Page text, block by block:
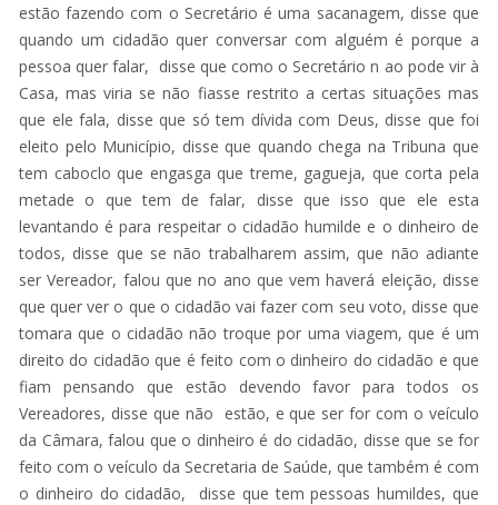
estão fazendo com o Secretário é uma sacanagem, disse que
quando um cidadão quer conversar com alguém é porque a
pessoa quer falar, disse que como o Secretário n ao pode vir à
Casa, mas viria se não fiasse restrito a certas situações mas
que ele fala, disse que só tem dívida com Deus, disse que foi
eleito pelo Município, disse que quando chega na Tribuna que
tem caboclo que engasga que treme, gagueja, que corta pela
metade o que tem de falar, disse que isso que ele esta
levantando é para respeitar o cidadão humilde e o dinheiro de
todos, disse que se não trabalharem assim, que não adiante
ser Vereador, falou que no ano que vem haverá eleição, disse
que quer ver o que o cidadão vai fazer com seu voto, disse que
tomara que o cidadão não troque por uma viagem, que é um
direito do cidadão que é feito com o dinheiro do cidadão e que
fiam pensando que estão devendo favor para todos os
Vereadores, disse que não estão, e que ser for com o veículo
da Câmara, falou que o dinheiro é do cidadão, disse que se for
feito com o veículo da Secretaria de Saúde, que também é com
o dinheiro do cidadão, disse que tem pessoas humildes, que